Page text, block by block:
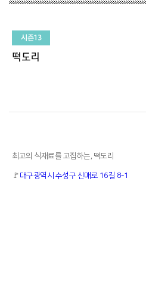
시즌13
떡도리
최고의 식재료를 고집하는, 떡도리
🚩 대구광역시 수성구 신매로 16길 8-1